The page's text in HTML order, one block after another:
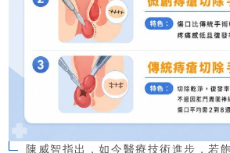
陳威智指出，如今醫療技術進步，若